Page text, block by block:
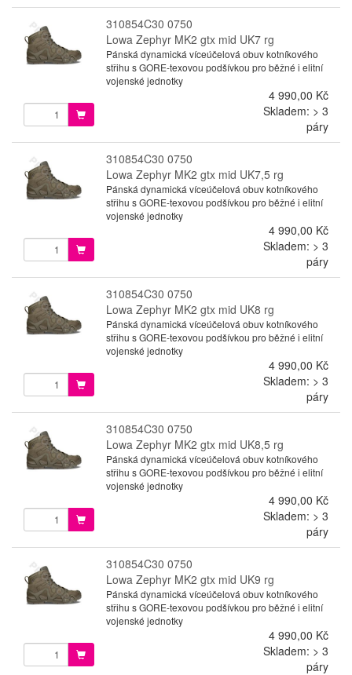
310854C30 0750
Lowa Zephyr MK2 gtx mid UK7 rg
Pánská dynamická víceúčelová obuv kotníkového
střihu s GORE-texovou podšívkou pro běžné i elitní
vojenské jednotky
4 990,00 Kč
Skladem: > 3
páry
310854C30 0750
Lowa Zephyr MK2 gtx mid UK7,5 rg
Pánská dynamická víceúčelová obuv kotníkového
střihu s GORE-texovou podšívkou pro běžné i elitní
vojenské jednotky
4 990,00 Kč
Skladem: > 3
páry
310854C30 0750
Lowa Zephyr MK2 gtx mid UK8 rg
Pánská dynamická víceúčelová obuv kotníkového
střihu s GORE-texovou podšívkou pro běžné i elitní
vojenské jednotky
4 990,00 Kč
Skladem: > 3
páry
310854C30 0750
Lowa Zephyr MK2 gtx mid UK8,5 rg
Pánská dynamická víceúčelová obuv kotníkového
střihu s GORE-texovou podšívkou pro běžné i elitní
vojenské jednotky
4 990,00 Kč
Skladem: > 3
páry
310854C30 0750
Lowa Zephyr MK2 gtx mid UK9 rg
Pánská dynamická víceúčelová obuv kotníkového
střihu s GORE-texovou podšívkou pro běžné i elitní
vojenské jednotky
4 990,00 Kč
Skladem: > 3
páry